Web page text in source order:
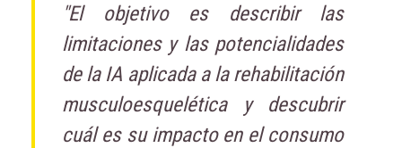
"El objetivo es describir las
limitaciones y las potencialidades
de la IA aplicada a la rehabilitación
musculoesquelética y descubrir
cuál es su impacto en el consumo